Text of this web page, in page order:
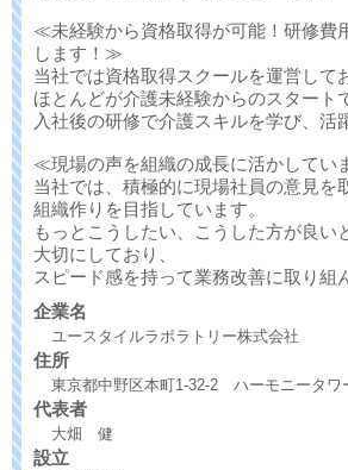
≪未経験から資格取得が可能！研修費
します！≫
当社では資格取得スクールを運営して
ほとんどが介護未経験からのスタート
入社後の研修で介護スキルを学び、活
≪現場の声を組織の成長に活かしてい
当社では、積極的に現場社員の意見を
組織作りを目指しています。
もっとこうしたい、こうした方が良い
大切にしており、
スピード感を持って業務改善に取り組
企業名
ユースタイルラボラトリー株式会社
住所
東京都中野区本町1-32-2 ハーモニータワ
代表者
大畑 健
設立